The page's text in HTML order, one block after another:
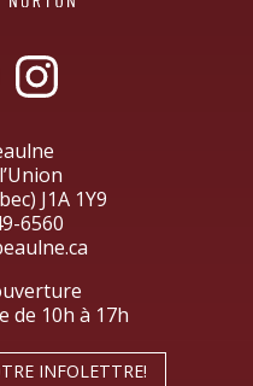
J1A 1Y9
6560
de 10h à 17h
INFOLETTRE!